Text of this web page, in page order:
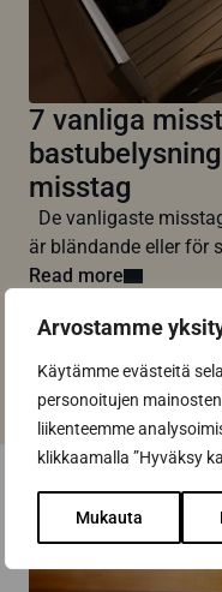
Arvostamme
Käytämme evästeitä
personoitujen
liikenteemme
klikkaamalla ”Hyväksy
Mukauta
7 vanliga
misstag
De vanligaste
är bländande eller för
Read more